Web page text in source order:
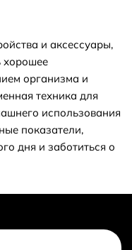
в
в
и аксессуары,
хорошее
организма и
техника для
использования
показатели,
дня и заботиться о